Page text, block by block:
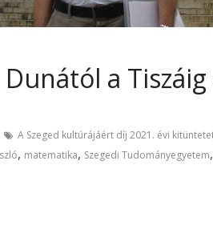
a Tiszáig
A Szeged kultúrájáért díj 2021. évi
, matematika, Szegedi Tudományegyetem,